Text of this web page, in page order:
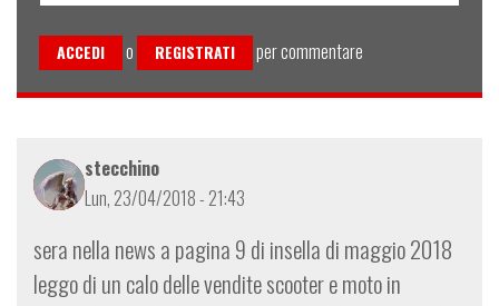
ACCEDI o REGISTRATI per commentare
stecchino
Lun, 23/04/2018 - 21:43
sera nella news a pagina 9 di insella di maggio 2018
leggo di un calo delle vendite scooter e moto in